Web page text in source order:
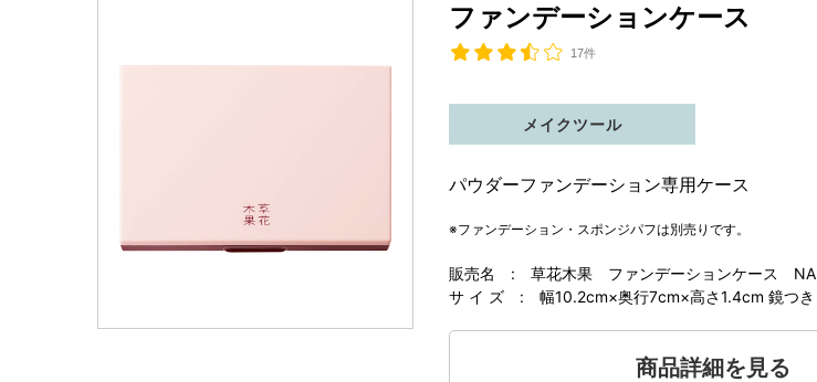
ファンデーションケース
17件
販売名 : 草花木果 ファンデーションケース NA
サ イ ズ : 幅10.2cm×奥行7cm×高さ1.4cm 鏡つき
メイクツール
パウダーファンデーション専用ケース
※ファンデーション・スポンジパフは別売りです。
商品詳細を見る